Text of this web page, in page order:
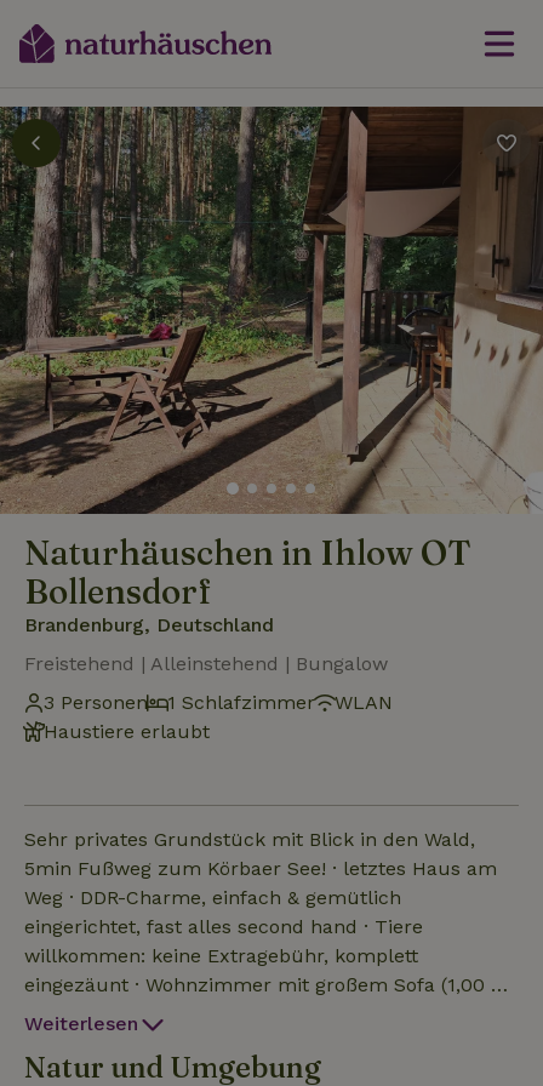
Naturhäuschen in Ihlow OT
Bollensdorf
Brandenburg, Deutschland
Freistehend | Alleinstehend | Bungalow
3 Personen
1 Schlafzimmer
WLAN
Haustiere erlaubt
Sehr privates Grundstück mit Blick in den Wald,
5min Fußweg zum Körbaer See! · letztes Haus am
Weg · DDR-Charme, einfach & gemütlich
eingerichtet, fast alles second hand · Tiere
willkommen: keine Extragebühr, komplett
eingezäunt · Wohnzimmer mit großem Sofa (1,00 m
Liegefläche) · Schlafzimmer mit 1,40 m breitem,
Backofen, Wasserkocher, SodaStream, Bio Fairtrade
Weiterlesen
Natur und Umgebung